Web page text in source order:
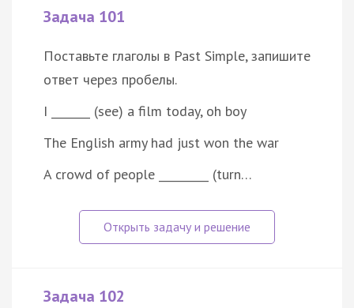
Задача 101
Поставьте глаголы в Past Simple, запишите
ответ через пробелы.
I _______ (see) a film today, oh boy
The English army had just won the war
A crowd of people _________ (turn…
Задача 102